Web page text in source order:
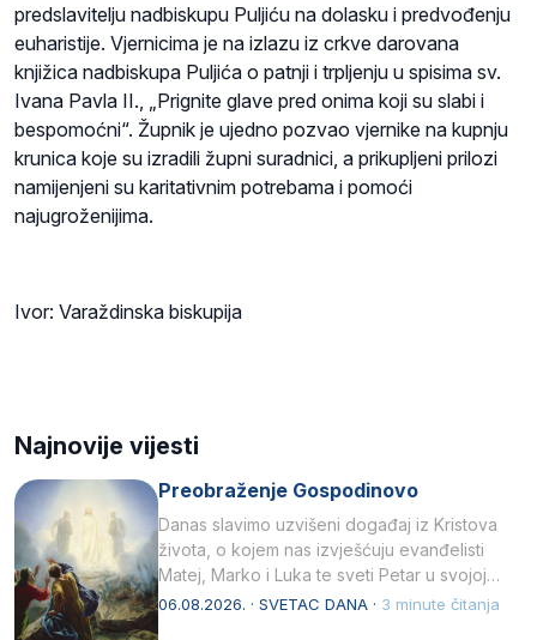
predslavitelju nadbiskupu Puljiću na dolasku i predvođenju
euharistije. Vjernicima je na izlazu iz crkve darovana
knjižica nadbiskupa Puljića o patnji i trpljenju u spisima sv.
Ivana Pavla II., „Prignite glave pred onima koji su slabi i
bespomoćni“. Župnik je ujedno pozvao vjernike na kupnju
krunica koje su izradili župni suradnici, a prikupljeni prilozi
namijenjeni su karitativnim potrebama i pomoći
najugroženijima.
Ivor: Varaždinska biskupija
Najnovije vijesti
Preobraženje Gospodinovo
Danas slavimo uzvišeni događaj iz Kristova
života, o kojem nas izvješćuju evanđelisti
Matej, Marko i Luka te sveti Petar u svojoj
drugoj…
06.08.2026. · SVETAC DANA · 3 minute čitanja